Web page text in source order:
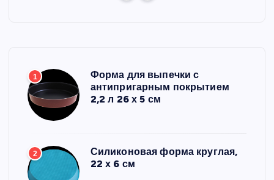
1
Форма для выпечки с
антипригарным покрытием
2,2 л 26 х 5 см
2
Силиконовая форма круглая,
22 х 6 см